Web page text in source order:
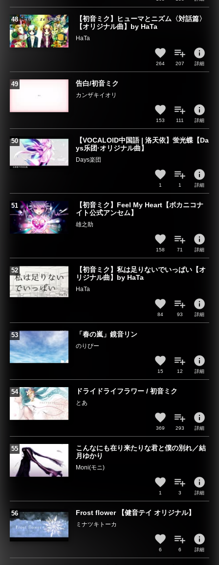
【初音ミク】ヒューマとニズム〈対話篇〉
【オリジナル曲】by HaTa
HaTa
264 207
info
詳細
告白/初音ミク
カンザキイオリ
153 111
info
詳細
【VOCALOID中国語 | 洛天依】蛍光蝶【Da
ys乐团·オリジナル曲】
Days楽団
1 1
info
詳細
【初音ミク】Feel My Heart【ボカニコナ
イト公式アンセム】
雄之助
158 71
info
詳細
【初音ミク】私は足りないでいっぱい【オ
リジナル曲】by HaTa
HaTa
84 93
info
詳細
「春の嵐」鏡音リン
のりぴー
15 12
info
詳細
ドライドライフラワー / 初音ミク
とあ
369 293
info
詳細
こんなにも在り来たりな君と僕の別れ／結
月ゆかり
Moni(モニ)
1 3
info
詳細
Frost flower 【健音テイ オリジナル】
ミナツキトーカ
6 6
info
詳細